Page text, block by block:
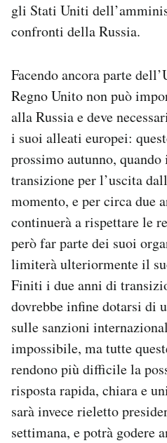
gli Stati Uniti
confronti della Russia.
Facendo ancora parte
Regno Unito non può
alla Russia e deve
i suoi alleati europei:
prossimo autunno,
transizione per l’uscita
momento, e per circa due
continuerà a rispettare le
però far parte dei suoi
limiterà ulteriormente il
Finiti i due anni di
dovrebbe infine dotarsi di
sulle sanzioni
impossibile, ma tutte
rendono più difficile la
risposta rapida, chiara e
sarà invece rieletto
settimana, e potrà godere